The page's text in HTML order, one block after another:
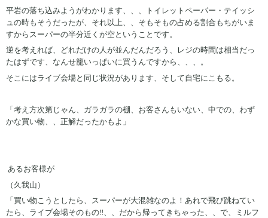
平岩の落ち込みようがわかります、、、トイレットペーパー・テイッシ
ュの時もそうだったが、それ以上、、そもそもの占める割合もちがいま
すからスーパーの半分近くが空ということです。
逆を考えれば、どれだけの人が並んだんだろう、レジの時間は相当だっ
たはずです、なんせ籠いっぱいに買うんですから、、、。
そこにはライブ会場と同じ状況があります、そして自宅にこもる。
「考え方次第じゃん、ガラガラの棚、お客さんもいない、中での、わず
かな買い物、、正解だったかもよ」
あるお客様が
（久我山）
「買い物こうとしたら、スーパーが大混雑なのよ！あれで飛び跳ねてい
たら、ライブ会場そのもの‼、、だから帰ってきちゃった、、で、ミルフ